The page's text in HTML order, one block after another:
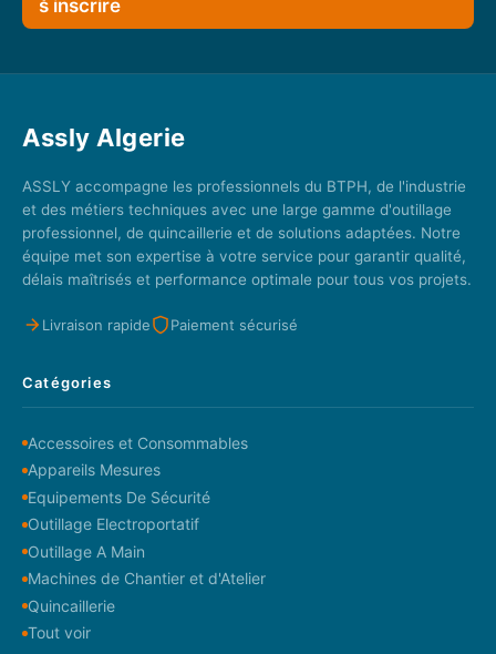
š inscrire
Assly Algerie
ASSLY accompagne les professionnels du BTPH, de l'industrie
et des métiers techniques avec une large gamme d'outillage
professionnel, de quincaillerie et de solutions adaptées. Notre
équipe met son expertise à votre service pour garantir qualité,
délais maîtrisés et performance optimale pour tous vos projets.
Livraison rapide Paiement sécurisé
Catégories
Accessoires et Consommables
Appareils Mesures
Equipements De Sécurité
Outillage Electroportatif
Outillage A Main
Machines de Chantier et d'Atelier
Quincaillerie
Tout voir